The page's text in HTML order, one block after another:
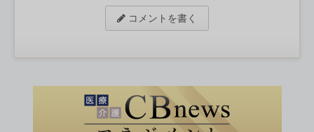
コメントを書く